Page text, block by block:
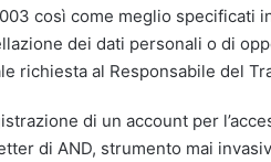
così come meglio specificati
dei dati personali o di
richiesta al Responsabile del
di un account per
di AND, strumento mai